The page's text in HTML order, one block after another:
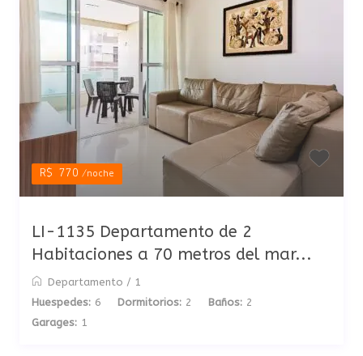
R$ 770/noche
LI-1135 Departamento de 2
Habitaciones a 70 metros del mar...
Departamento / 1
Huespedes: 6 Dormitorios: 2 Baños: 2
Garages: 1